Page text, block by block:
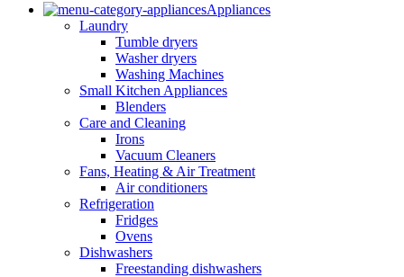
Appliances
Laundry
Tumble dryers
Washer dryers
Washing Machines
Small Kitchen Appliances
Blenders
Care and Cleaning
Irons
Vacuum Cleaners
Fans, Heating & Air Treatment
Air conditioners
Refrigeration
Fridges
Ovens
Dishwashers
Freestanding dishwashers